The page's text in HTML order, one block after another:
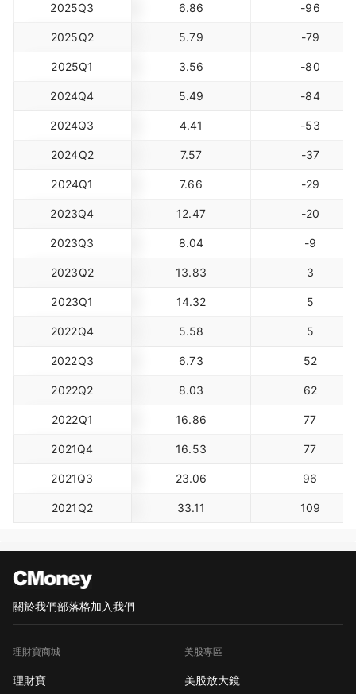
2025Q3 6.86 -96
2025Q2 5.79 -79
2025Q1 3.56 -80
2024Q4 5.49 -84
2024Q3 4.41 -53
2024Q2 7.57 -37
2024Q1 7.66 -29
2023Q4 12.47 -20
2023Q3 8.04 -9
2023Q2 13.83 3
2023Q1 14.32 5
2022Q4 5.58 5
2022Q3 6.73 52
2022Q2 8.03 62
2022Q1 16.86 77
2021Q4 16.53 77
2021Q3 23.06 96
2021Q2 33.11 109
關於我們部落格加入我們
理財寶商城
理財寶
美股專區
美股放大鏡